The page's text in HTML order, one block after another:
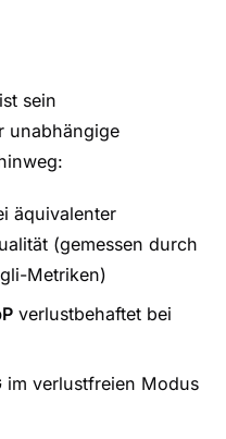
sein
unabhängige
äquivalenter
(gemessen durch
Metriken)
verlustbehaftet bei
im verlustfreien Modus